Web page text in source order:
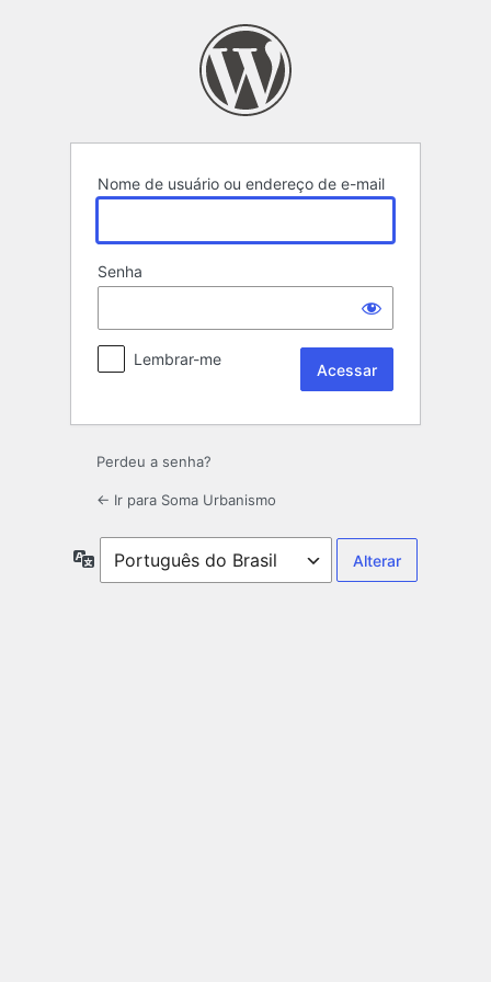
Nome de usuário ou endereço de e-mail
Senha
Lembrar-me
Perdeu a senha?
← Ir para Soma Urbanismo
Idioma